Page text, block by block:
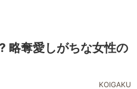
略奪愛しがちな女性の
KOIGAKU